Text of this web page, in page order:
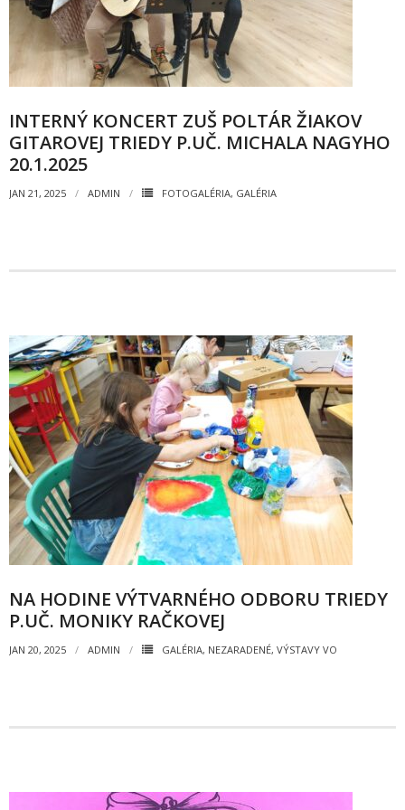
Zamestnanci
- Vedenie školy
- Pedagogickí zamestnanci
- Nepedagogickí zamestnanci
- Etický kódex pedagogických zamestnancov a odborných
zamestnancov
- Literárno – dramatický odbor
- SÚBORY NA ŠKOLE
Informácie
- Povinné zverejňovanie informácií
- - Organizačná štruktúra ZUŠ Poltár
- - Zriaďovacia listina ZUŠ Poltár
- - Zoznam platných vnútorných predpisov
- - Dodatok č.1, č.2 k ZL ZUŠ Poltár
INTERNÝ KONCERT ZUŠ POLTÁR ŽIAKOV
GITAROVEJ TRIEDY P.UČ. MICHALA NAGYHO
20.1.2025
JAN 21, 2025 ADMIN FOTOGALÉRIA, GALÉRIA
NA HODINE VÝTVARNÉHO ODBORU TRIEDY
P.UČ. MONIKY RAČKOVEJ
JAN 20, 2025 ADMIN GALÉRIA, NEZARADENÉ, VÝSTAVY VO